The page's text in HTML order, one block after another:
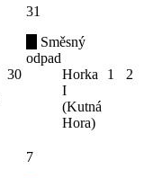
30
31
Směsný
odpad
Horka
I
(Kutná
Hora)
1 2
7